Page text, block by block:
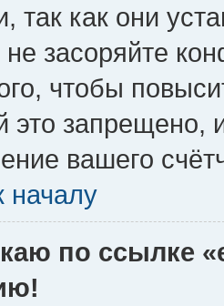
так как они
не засоряйте
чтобы
это запрещено,
вашего
началу
по ссылке